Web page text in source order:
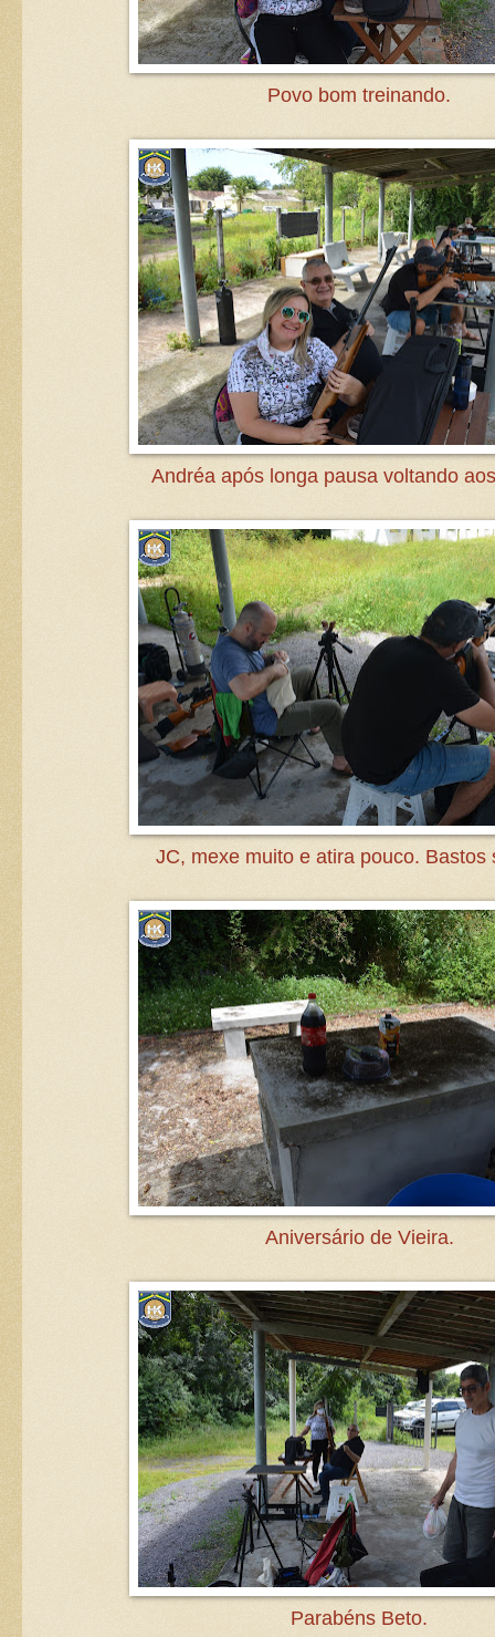
Povo bom treinando.
Andréa após longa pausa voltando
JC, mexe muito e atira pouco. Bastos
Aniversário de Vieira.
Parabéns Beto.